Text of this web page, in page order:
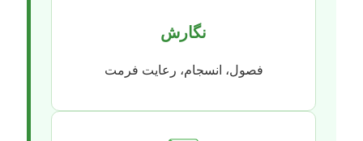
نگارش
فصول، انسجام، رعایت فرمت